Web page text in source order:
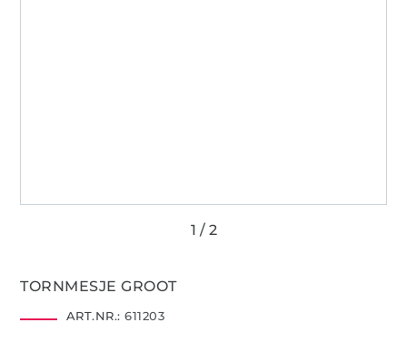
TORNMESJE GROOT
ART.NR.: 611203